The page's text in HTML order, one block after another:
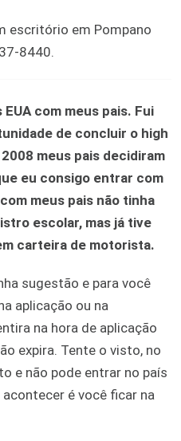
escritório em Pompano
8440.
com meus pais. Fui
de concluir o high
meus pais decidiram
eu consigo entrar com
meus pais não tinha
escolar, mas já tive
carteira de motorista.
sugestão e para você
aplicação ou na
na hora de aplicação
expira. Tente o visto, no
e não pode entrar no país
é você ficar na